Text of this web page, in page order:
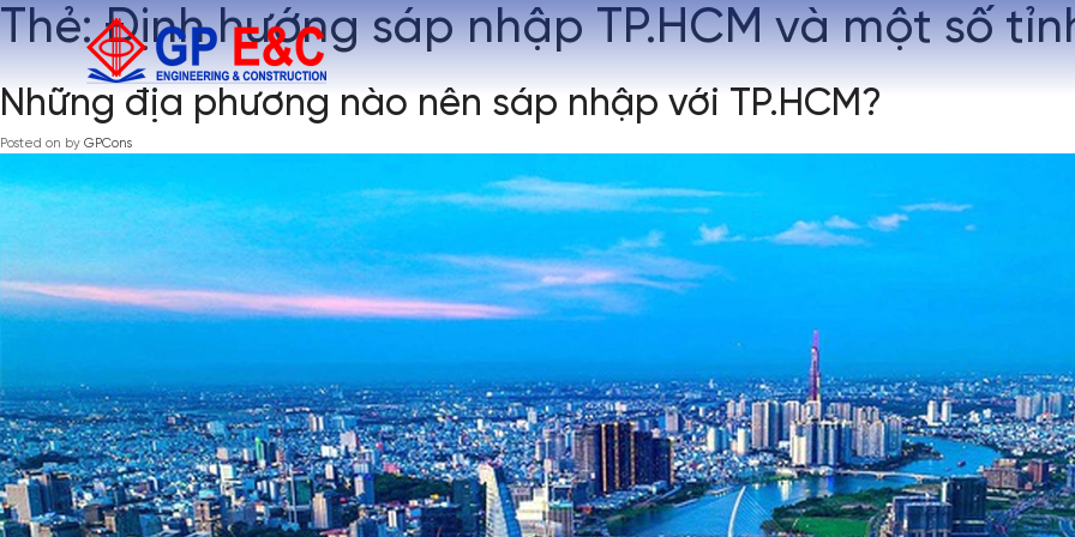
Thẻ:Định hướng sáp nhập TP.HCM và một số
Những địa phương nào nên sáp nhập với TP.HCM?
Posted on by GPCons